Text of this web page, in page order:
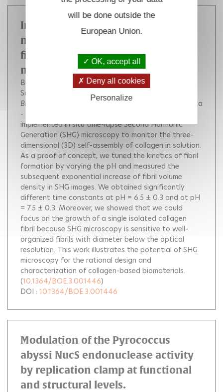
In situ three-dimensional
monitoring of collagen
fibrillogenesis using SHG
microscopy.
Bancelin Stéphane Aimé Carole Coradin Thibaud
Schanne-Klein Marie-Claire
Biomedical optics express, Optical Society of America
- OSA Publishing, 2012, 3 (6), pp.1446-54.
implemented in situ time-lapse Second Harmonic
Generation (SHG) microscopy to monitor the three-
dimensional (3D) self-assembly of collagen in solution.
As a proof of concept, we tuned the kinetics of fibril
formation by varying the pH and measured the
subsequent exponential increase of fibril volume
density in SHG images. We obtained significantly
different time constants at pH = 6.5 ± 0.3 and at pH
= 7.5 ± 0.3. Moreover, we showed that we could
focus on the growth of a single isolated collagen
fibril because SHG microscopy is sensitive to well-
organized fibrils with diameter below the optical
resolution. This work illustrates the potential of SHG
microscopy for the rational design and
characterization of collagen-based biomaterials.
(10.1364/BOE.3.001446)
DOI : 10.1364/BOE.3.001446
Modulation of the Pyrococcus
abyssi NucS endonuclease activity
by replication clamp at functional
and structural levels.
will be done outside the
European Union.
OK, accept all
Deny all cookies
Personalize